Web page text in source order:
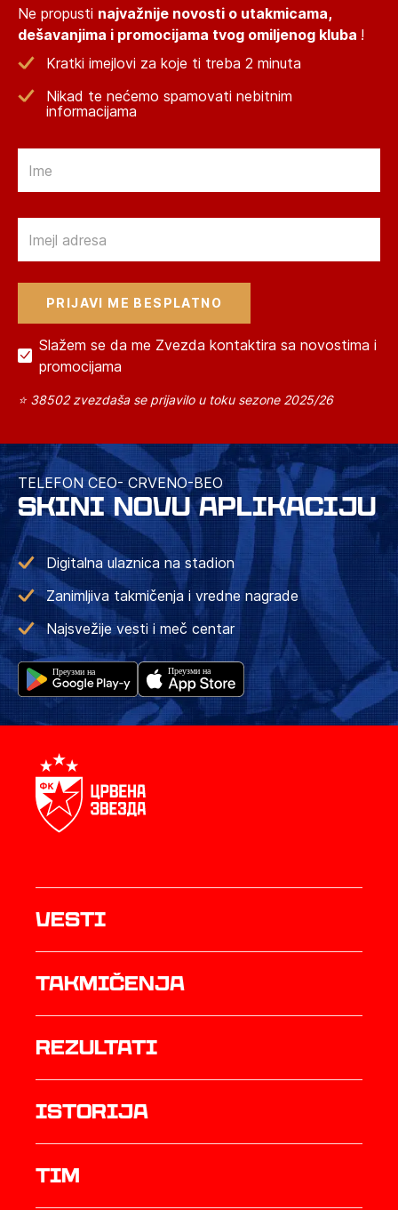
Ne propusti najvažnije novosti o utakmicama,
dešavanjima i promocijama tvog omiljenog kluba !
Kratki imejlovi za koje ti treba 2 minuta
Nikad te nećemo spamovati nebitnim
informacijama
Slažem se da me Zvezda kontaktira sa novostima i
promocijama
⭐ 38502 zvezdaša se prijavilo u toku sezone 2025/26
TELEFON CEO- CRVENO-BEO
SKINI NOVU APLIKACIJU
Digitalna ulaznica na stadion
Zanimljiva takmičenja i vredne nagrade
Najsvežije vesti i meč centar
Vesti
Takmičenja
rezultati
istorija
TIM